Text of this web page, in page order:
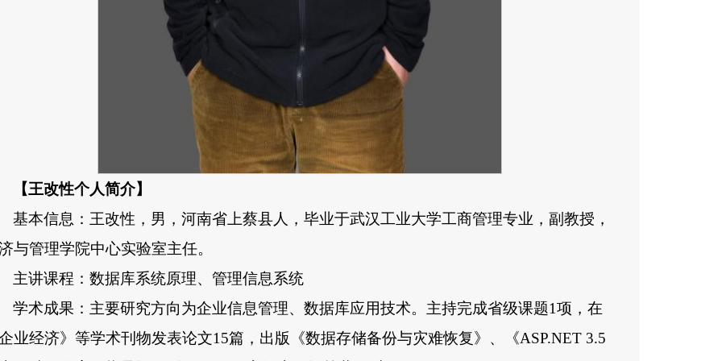
【王改性个人简介】
基本信息：王改性，男，河南省上蔡县人，毕业于武汉工业大学工商管理专业，副教授，
与管理学院中心实验室主任。
主讲课程：数据库系统原理、管理信息系统
学术成果：主要研究方向为企业信息管理、数据库应用技术。主持完成省级课题1项，在
业经济》等学术刊物发表论文15篇，出版《数据存储备份与灾难恢复》、《ASP.NET 3.5